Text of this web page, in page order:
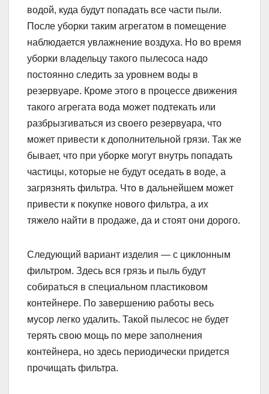
водой, куда будут попадать все части пыли.
После уборки таким агрегатом в помещение
наблюдается увлажнение воздуха. Но во время
уборки владельцу такого пылесоса надо
постоянно следить за уровнем воды в
резервуаре. Кроме этого в процессе движения
такого агрегата вода может подтекать или
разбрызгиваться из своего резервуара, что
может привести к дополнительной грязи. Так же
бывает, что при уборке могут внутрь попадать
частицы, которые не будут оседать в воде, а
загрязнять фильтра. Что в дальнейшем может
привести к покупке нового фильтра, а их
тяжело найти в продаже, да и стоят они дорого.
Следующий вариант изделия — с циклонным
фильтром. Здесь вся грязь и пыль будут
собираться в специальном пластиковом
контейнере. По завершению работы весь
мусор легко удалить. Такой пылесос не будет
терять свою мощь по мере заполнения
контейнера, но здесь периодически придется
прочищать фильтра.